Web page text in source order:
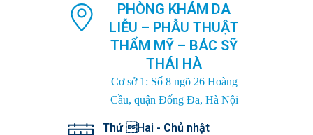
PHÒNG KHÁM DA
LIỄU – PHẪU THUẬT
THẨM MỸ – BÁC SỸ
THÁI HÀ
Cơ sở 1: Số 8 ngõ 26 Hoàng
Cầu, quận Đống Đa, Hà Nội
Thứ Hai - Chủ nhật